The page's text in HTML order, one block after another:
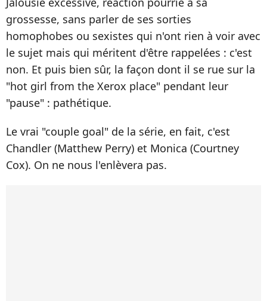
grossesse, sans parler de ses sorties
homophobes ou sexistes qui n'ont rien à voir avec
le sujet mais qui méritent d'être rappelées : c'est
non. Et puis bien sûr, la façon dont il se rue sur la
"hot girl from the Xerox place" pendant leur
"pause" : pathétique.
Le vrai "couple goal" de la série, en fait, c'est
Chandler (Matthew Perry) et Monica (Courtney
Cox). On ne nous l'enlèvera pas.